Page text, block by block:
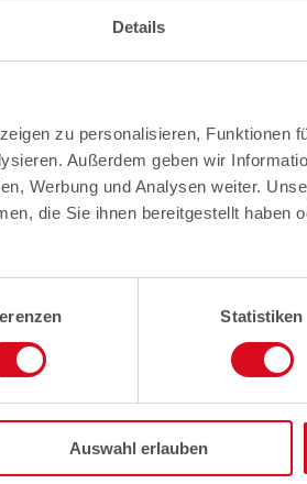
Details
zu personalisieren, Funktionen
Außerdem geben wir
Werbung und Analysen weiter.
die Sie ihnen bereitgestellt haben
Statistiken
Auswahl erlauben